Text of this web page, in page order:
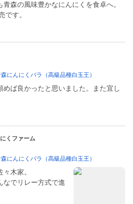
森の風味豊かなにんにくを食卓へ。
にんにくバラ（高級品種白玉王）
ば良かったと思いました。また宜し
くファーム
にんにくバラ（高級品種白玉王）
木家。
なでリレー方式で進